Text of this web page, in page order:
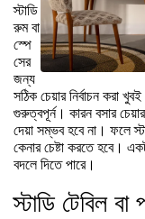
স্টাডি
রুম বা
স্পে
সের
জন্য
সঠিক চেয়ার নির্বাচন করা খুবই
গুরুত্বপূর্ন। কারন বসার
দেয়া সম্ভব হবে না। ফলে
কেনার চেষ্টা করতে হবে।
বদলে দিতে পারে।
স্টাডি টেবিল বা